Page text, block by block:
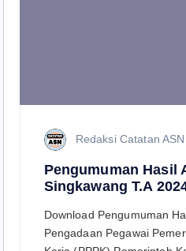
Redaksi Catatan ASN
Pengumuman Hasil
Singkawang T.A
Download Pengumuman
Pengadaan Pegawai